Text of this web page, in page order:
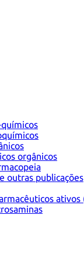
orgânicos
outras publicações
ativos